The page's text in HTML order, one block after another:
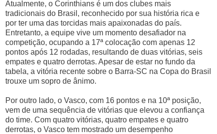
Atualmente, o Corinthians é um dos clubes mais
tradicionais do Brasil, reconhecido por sua história rica e
por ter uma das torcidas mais apaixonadas do país.
Entretanto, a equipe vive um momento desafiador na
competição, ocupando a 17ª colocação com apenas 12
pontos após 12 rodadas, resultando de duas vitórias, seis
empates e quatro derrotas. Apesar de estar no fundo da
tabela, a vitória recente sobre o Barra-SC na Copa do Brasil
trouxe um sopro de ânimo.
Por outro lado, o Vasco, com 16 pontos e na 10ª posição,
vem de uma sequência de vitórias que elevou a confiança
do time. Com quatro vitórias, quatro empates e quatro
derrotas, o Vasco tem mostrado um desempenho